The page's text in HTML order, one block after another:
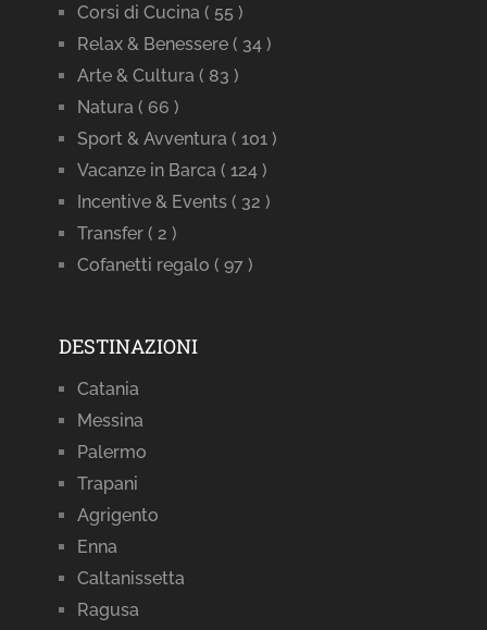
Corsi di Cucina ( 55 )
Relax & Benessere ( 34 )
Arte & Cultura ( 83 )
Natura ( 66 )
Sport & Avventura ( 101 )
Vacanze in Barca ( 124 )
Incentive & Events ( 32 )
Transfer ( 2 )
Cofanetti regalo ( 97 )
DESTINAZIONI
Catania
Messina
Palermo
Trapani
Agrigento
Enna
Caltanissetta
Ragusa